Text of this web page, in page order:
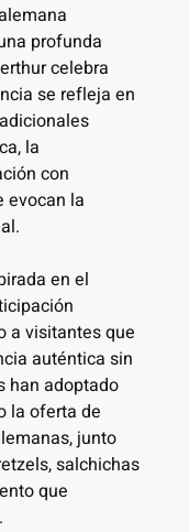
profunda
celebra
se refleja en
la
con
evocan la
en el
a visitantes que
auténtica sin
han adoptado
la oferta de
junto
salchichas
que